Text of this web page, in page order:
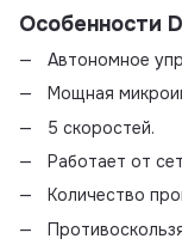
Особенности
Автономное
Мощная
5 скоростей.
Работает от
Количество